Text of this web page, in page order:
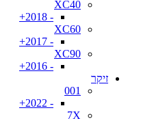
XC40
- 2018+
XC60
- 2017+
XC90
- 2016+
זיקר
001
- 2022+
7X